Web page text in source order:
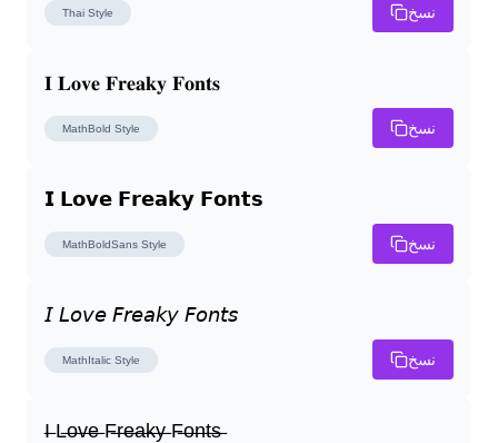
Thai Style نسخ
𝐈 𝐋𝐨𝐯𝐞 𝐅𝐫𝐞𝐚𝐤𝐲 𝐅𝐨𝐧𝐭𝐬
MathBold Style نسخ
𝗜 𝗟𝗼𝘃𝗲 𝗙𝗿𝗲𝗮𝗸𝘆 𝗙𝗼𝗻𝘁𝘀
MathBoldSans Style نسخ
𝘐 𝘓𝘰𝘷𝘦 𝘍𝘳𝘦𝘢𝘬𝘺 𝘍𝘰𝘯𝘵𝘴
MathItalic Style نسخ
I̶ L̶o̶v̶e̶ F̶r̶e̶a̶k̶y̶ F̶o̶n̶t̶s̶